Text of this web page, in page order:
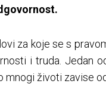
za koje se s
i truda. Jedan
mnogi životi zavise